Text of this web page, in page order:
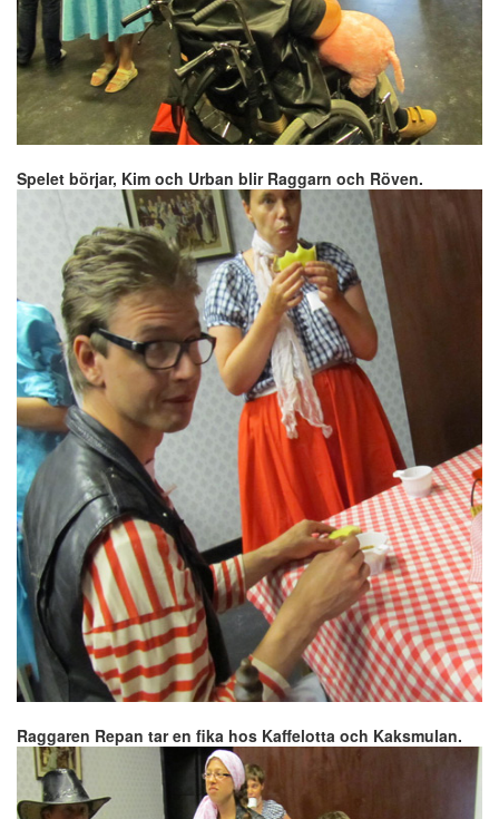
Spelet börjar, Kim och Urban blir Raggarn och Röven.
Raggaren Repan tar en fika hos Kaffelotta och Kaksmulan.